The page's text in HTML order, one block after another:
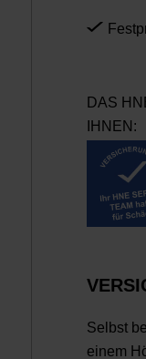
DAS
IHNEN:
Selbst
einem